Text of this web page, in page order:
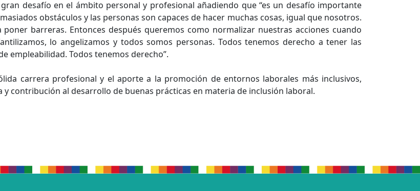
desafío en el ámbito personal y profesional añadiendo que “es un desafío importante
obstáculos y las personas son capaces de hacer muchas cosas, igual que nosotros.
barreras. Entonces después queremos como normalizar nuestras acciones cuando
lo angelizamos y todos somos personas. Todos tenemos derecho a tener las
empleabilidad. Todos tenemos derecho”.
carrera profesional y el aporte a la promoción de entornos laborales más inclusivos,
contribución al desarrollo de buenas prácticas en materia de inclusión laboral.